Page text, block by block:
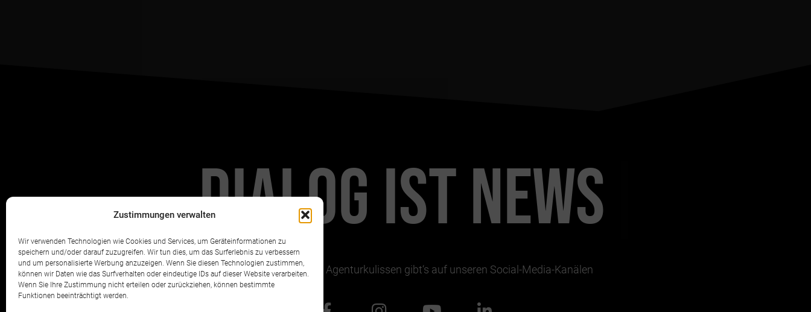
Zustimmungen verwalten
Wir verwenden Technologien wie Cookies und Services, um Geräteinformationen zu
speichern und/oder darauf zuzugreifen. Wir tun dies, um das Surferlebnis zu verbessern
und um personalisierte Werbung anzuzeigen. Wenn Sie diesen Technologien zustimmen,
können wir Daten wie das Surfverhalten oder eindeutige IDs auf dieser Website verarbeiten.
Wenn Sie Ihre Zustimmung nicht erteilen oder zurückziehen, können bestimmte
Funktionen beeinträchtigt werden.
DIALOG ISTNEWS
Einblicke hinter unsere Agenturkulissen gibt‘s auf unseren Social-Media-Kanälen